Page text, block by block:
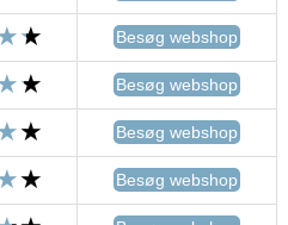
Besøg webshop
Besøg webshop
Besøg webshop
Besøg webshop